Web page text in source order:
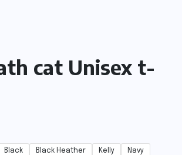
cat Unisex t-
Black Black Heather Kelly Navy